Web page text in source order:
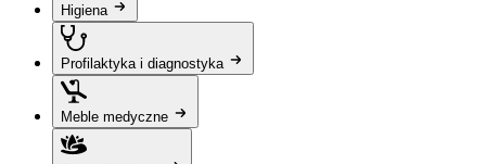
Higiena
Profilaktyka i diagnostyka
Meble medyczne